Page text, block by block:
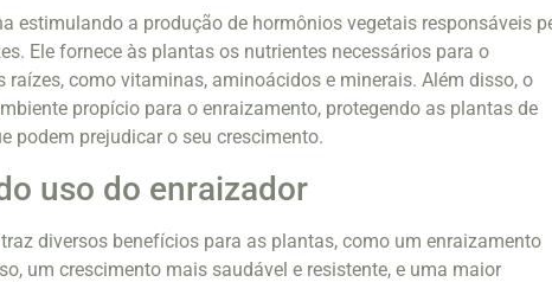
estimulando a produção de hormônios vegetais responsáveis
Ele fornece às plantas os nutrientes necessários para o
raízes, como vitaminas, aminoácidos e minerais. Além disso, o
propício para o enraizamento, protegendo as plantas de
podem prejudicar o seu crescimento.
uso do enraizador
diversos benefícios para as plantas, como um enraizamento
um crescimento mais saudável e resistente, e uma maior